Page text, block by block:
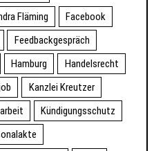
Fläming
Facebook
Feedbackgespräch
Hamburg
Handelsrecht
Kanzlei Kreutzer
Kündigungsschutz